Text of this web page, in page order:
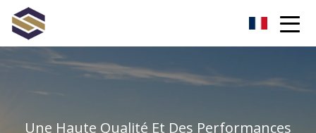
Une Haute Qualité Et Des Performances